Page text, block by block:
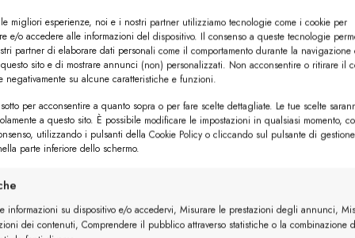
migliori esperienze, noi e i nostri partner utilizziamo tecnologie come i cookie per
e/o accedere alle informazioni del dispositivo. Il consenso a queste tecnologie
partner di elaborare dati personali come il comportamento durante la
sito e di mostrare annunci (non) personalizzati. Non acconsentire o ritirare il
negativamente su alcune caratteristiche e funzioni.
per acconsentire a quanto sopra o per fare scelte dettagliate. Le tue scelte
a questo sito. È possibile modificare le impostazioni in qualsiasi momento,
utilizzando i pulsanti della Cookie Policy o cliccando sul pulsante di
parte inferiore dello schermo.
informazioni su dispositivo e/o accedervi, Misurare le prestazioni degli annunci,
dei contenuti, Comprendere il pubblico attraverso statistiche o la combinazione
di IVA e di ogni eventuale altra imposta. I costi di
essere indicati e calcolati nella procedura di acquisto
al pubblico hanno validità fino alla data indicata nel
l’elaborazione ed evasione degli ordini senza ritardo. A
nonché i tempi di spedizione.